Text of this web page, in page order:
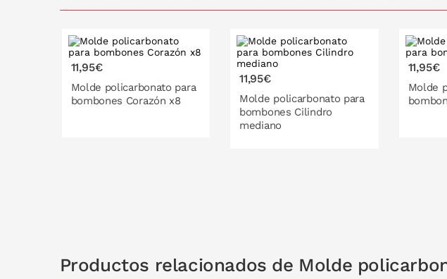
11,95€
Molde policarbonato para
bombones Corazón x8
11,95€
Molde policarbonato para
bombones Cilindro
mediano
11,95€
Molde
Productos relacionados de Molde